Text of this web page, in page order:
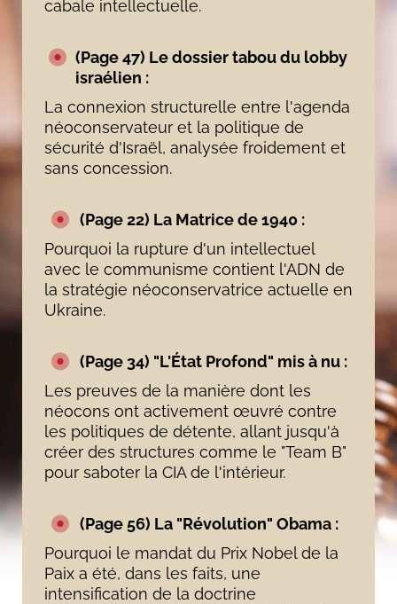
cabale intellectuelle.
(Page 47) Le dossier tabou du lobby
israélien :
La connexion structurelle entre l'agenda
néoconservateur et la politique de
sécurité d'Israël, analysée froidement et
sans concession.
(Page 22) La Matrice de 1940 :
Pourquoi la rupture d'un intellectuel
avec le communisme contient l'ADN de
la stratégie néoconservatrice actuelle en
Ukraine.
(Page 34) "L'État Profond" mis à nu :
Les preuves de la manière dont les
néocons ont activement œuvré contre
les politiques de détente, allant jusqu'à
créer des structures comme le "Team B"
pour saboter la CIA de l'intérieur.
(Page 56) La "Révolution" Obama :
Pourquoi le mandat du Prix Nobel de la
Paix a été, dans les faits, une
intensification de la doctrine